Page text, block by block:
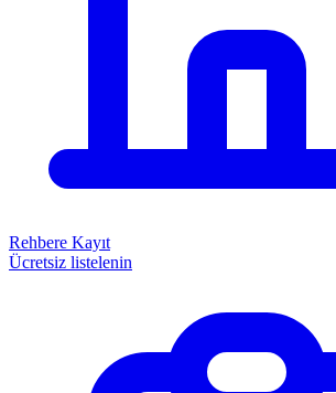
Rehbere Kayıt
Ücretsiz listelenin